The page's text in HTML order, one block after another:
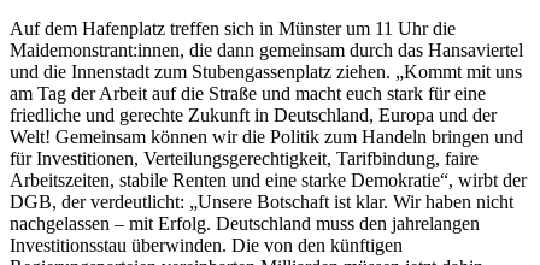
Auf dem Hafenplatz treffen sich in Münster um 11 Uhr die
Maidemonstrant:innen, die dann gemeinsam durch das Hansaviertel
und die Innenstadt zum Stubengassenplatz ziehen. „Kommt mit uns
am Tag der Arbeit auf die Straße und macht euch stark für eine
friedliche und gerechte Zukunft in Deutschland, Europa und der
Welt! Gemeinsam können wir die Politik zum Handeln bringen und
für Investitionen, Verteilungsgerechtigkeit, Tarifbindung, faire
Arbeitszeiten, stabile Renten und eine starke Demokratie“, wirbt der
DGB, der verdeutlicht: „Unsere Botschaft ist klar. Wir haben nicht
nachgelassen – mit Erfolg. Deutschland muss den jahrelangen
Investitionsstau überwinden. Die von den künftigen